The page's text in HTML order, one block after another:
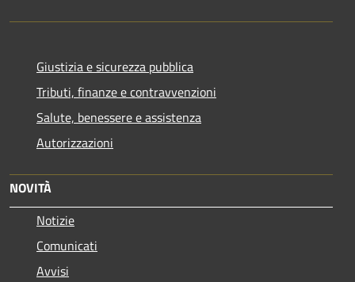
Giustizia e sicurezza pubblica
Tributi, finanze e contravvenzioni
Salute, benessere e assistenza
Autorizzazioni
NOVITÀ
Notizie
Comunicati
Avvisi